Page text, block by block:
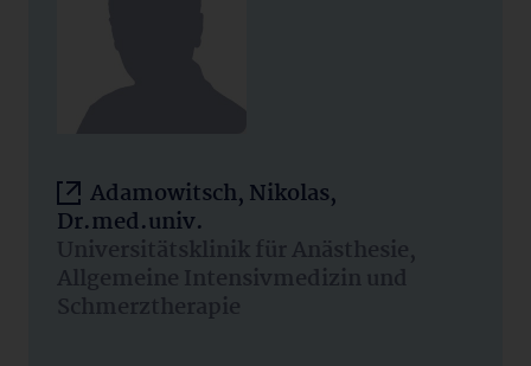
Adamowitsch, Nikolas,
Dr.med.univ.
Universitätsklinik für Anästhesie,
Allgemeine Intensivmedizin und
Schmerztherapie